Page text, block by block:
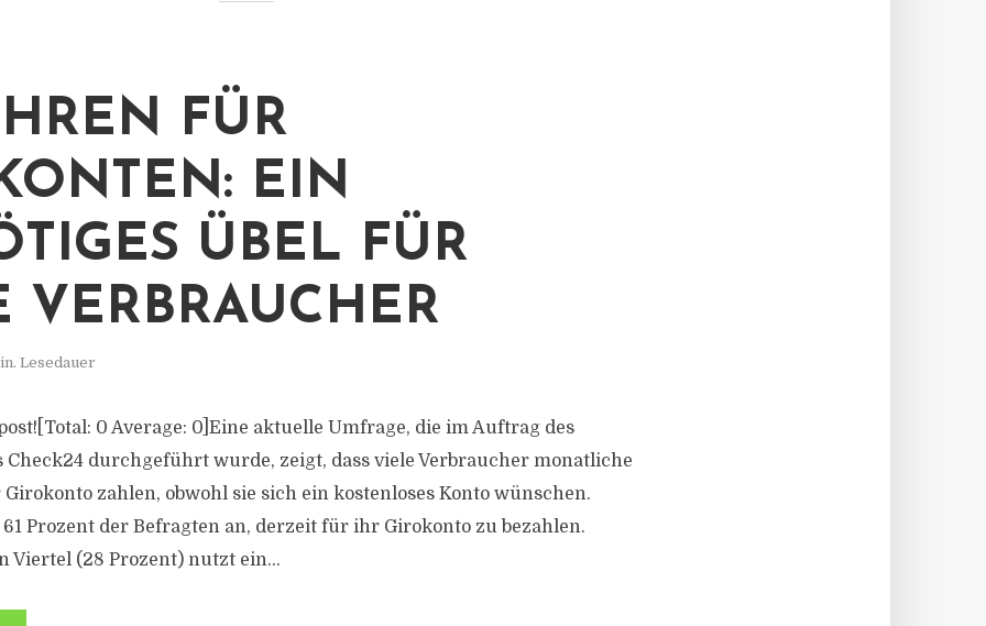
FÜR
EIN
ÜBEL FÜR
VERBRAUCHER
Lesedauer
0 Average: 0]Eine aktuelle Umfrage, die im Auftrag des
Check24 durchgeführt wurde, zeigt, dass viele Verbraucher monatliche
zahlen, obwohl sie sich ein kostenloses Konto wünschen.
Prozent der Befragten an, derzeit für ihr Girokonto zu bezahlen.
Viertel (28 Prozent) nutzt ein...